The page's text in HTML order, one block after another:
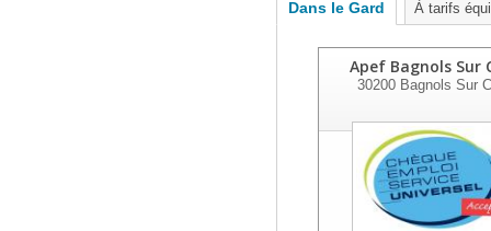
Dans le Gard À tarifs
Apef Bagnols Sur
30200Bagnols Sur